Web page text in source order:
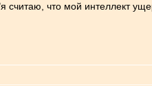
считаю, что мой интеллект